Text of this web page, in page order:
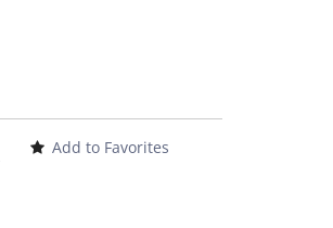
Add to Favorites